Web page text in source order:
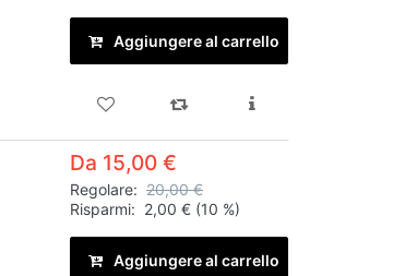
Aggiungere al carrello
Da 15,00 €
Regolare: 20,00 €
Risparmi: 2,00 € (10 %)
Aggiungere al carrello